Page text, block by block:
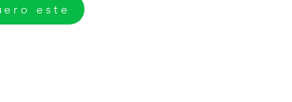
este